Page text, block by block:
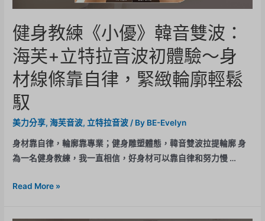
健身教練《小優》韓音雙波：
海芙+立特拉音波初體驗～身
材線條靠自律，緊緻輪廓輕鬆
馭
美力分享,海芙音波, 立特拉音波 / By BE-Evelyn
身材靠自律，輪廓靠專業；健身雕塑體態，韓音雙波拉提輪廓 身
為一名健身教練，我一直相信，好身材可以靠自律和努力慢 …
Read More »